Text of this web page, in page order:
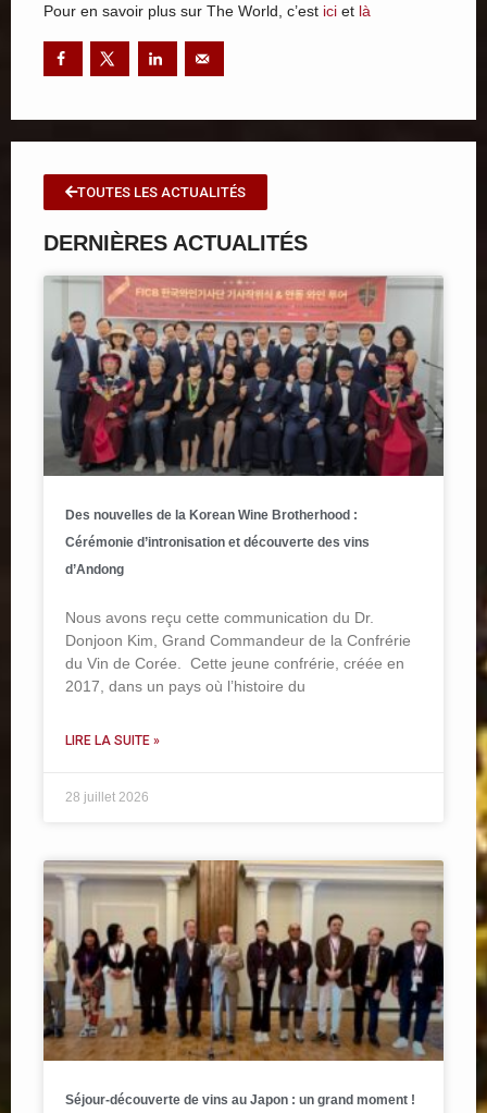
Pour en savoir plus sur The World, c’est ici et là
TOUTES LES ACTUALITÉS
DERNIÈRES ACTUALITÉS
Des nouvelles de la Korean Wine Brotherhood :
Cérémonie d’intronisation et découverte des vins
d’Andong
Nous avons reçu cette communication du Dr.
Donjoon Kim, Grand Commandeur de la Confrérie
du Vin de Corée. Cette jeune confrérie, créée en
2017, dans un pays où l’histoire du
LIRE LA SUITE »
28 juillet 2026
Séjour-découverte de vins au Japon : un grand moment !